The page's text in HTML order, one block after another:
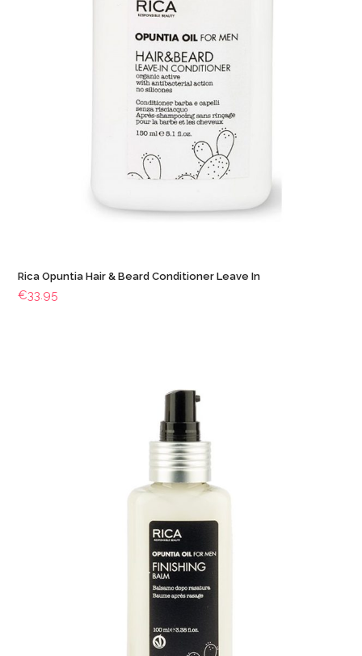
Rica Opuntia Hair & Beard Conditioner Leave In
€33.95